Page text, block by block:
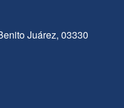
Juárez, 03330